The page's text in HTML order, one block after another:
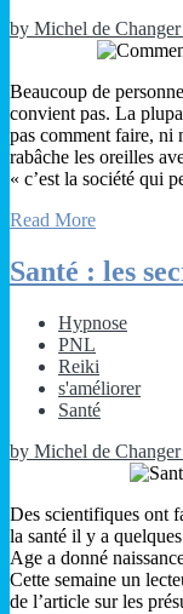
by Michel de
Beaucoup de
convient pas. La
pas comment faire, ni
rabâche les oreilles
« c’est la société qui
Read More
Santé : les
Hypnose
PNL
Reiki
s'améliorer
Santé
by Michel de
Des scientifiques ont
la santé il y a
Age a donné
Cette semaine un
de l’article sur les